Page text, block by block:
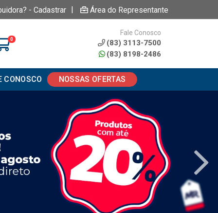
- Cadastrar | Área do Representante
0
Fale Conosco
(83) 3113-7500
(83) 8198-2486
CONOSCO NOSSAS OFERTAS